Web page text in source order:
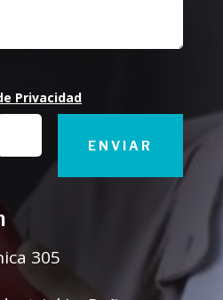
Privacidad
ENVIAR
305